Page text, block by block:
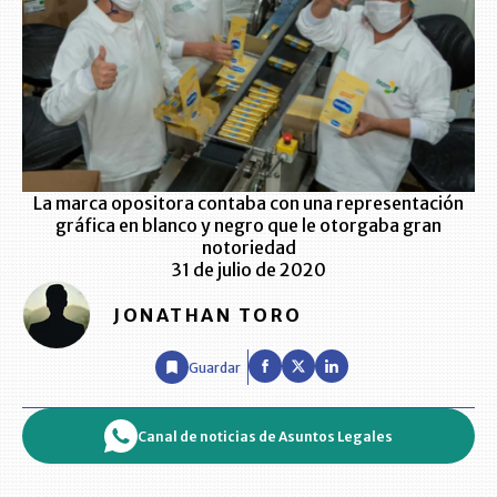
La marca opositora contaba con una representación
gráfica en blanco y negro que le otorgaba gran
notoriedad
31 de julio de 2020
JONATHAN TORO
Guardar
Canal de noticias de Asuntos Legales